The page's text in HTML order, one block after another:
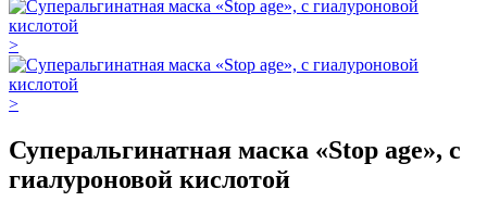
>
>
Суперальгинатная маска «Stop age», с
гиалуроновой кислотой